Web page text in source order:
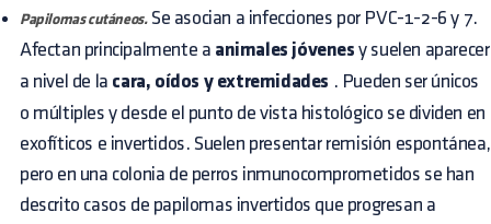
Papilomas cutáneos.Se asocian a infecciones por PVC-1-2-6 y 7.
Afectan principalmente a animales jóvenes y suelen aparecer
a nivel de la cara, oídos y extremidades . Pueden ser únicos
o múltiples y desde el punto de vista histológico se dividen en
exofíticos e invertidos. Suelen presentar remisión espontánea,
pero en una colonia de perros inmunocomprometidos se han
descrito casos de papilomas invertidos que progresan a